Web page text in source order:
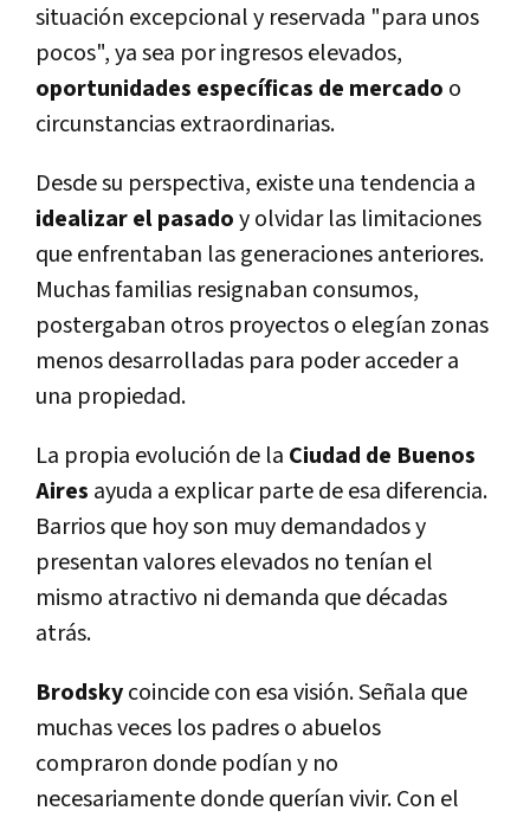
situación excepcional y reservada "para unos
pocos", ya sea por ingresos elevados,
oportunidades específicas de mercado o
circunstancias extraordinarias.
Desde su perspectiva, existe una tendencia a
idealizar el pasadoy olvidar las limitaciones
que enfrentaban las generaciones anteriores.
Muchas familias resignaban consumos,
postergaban otros proyectos o elegían zonas
menos desarrolladas para poder acceder a
una propiedad.
La propia evolución de la Ciudad de Buenos
Aires ayuda a explicar parte de esa diferencia.
Barrios que hoy son muy demandados y
presentan valores elevados no tenían el
mismo atractivo ni demanda que décadas
atrás.
Brodskycoincide con esa visión. Señala que
muchas veces los padres o abuelos
compraron donde podían y no
necesariamente donde querían vivir. Con el